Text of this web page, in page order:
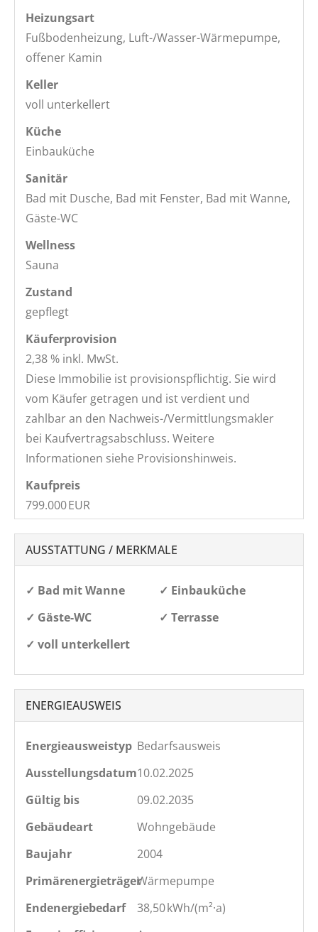
Heizungsart
Fußbodenheizung, Luft-/Wasser-Wärmepumpe,
offener Kamin
Keller
voll unterkellert
Küche
Einbauküche
Sanitär
Bad mit Dusche, Bad mit Fenster, Bad mit Wanne,
Gäste-WC
Wellness
Sauna
Zustand
gepflegt
Käufer­provision
2,38 % inkl. MwSt.
Diese Immobilie ist provisionspflichtig. Sie wird
vom Käufer getragen und ist verdient und
zahlbar an den Nachweis-/Vermittlungsmakler
bei Kaufvertragsabschluss. Weitere
Informationen siehe Provisionshinweis.
Kaufpreis
799.000 EUR
AUSSTATTUNG / MERKMALE
✓ Bad mit Wanne
✓ Einbauküche
✓ Gäste-WC
✓ Terrasse
✓ voll unterkellert
ENERGIEAUSWEIS
Energieausweistyp Bedarfs­ausweis
Ausstellungsdatum10.02.2025
Gültig bis
09.02.2035
Gebäudeart
Wohngebäude
Baujahr
2004
PrimärenergieträgerWärmepumpe
Endenergie­bedarf
38,50 kWh/(m²·a)